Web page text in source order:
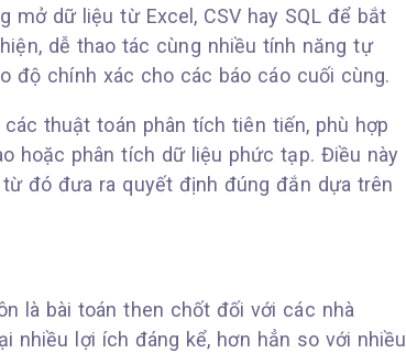
mở dữ liệu từ Excel, CSV hay SQL để bắt
dễ thao tác cùng nhiều tính năng tự
độ chính xác cho các báo cáo cuối cùng.
thuật toán phân tích tiên tiến, phù hợp
hoặc phân tích dữ liệu phức tạp. Điều này
đó đưa ra quyết định đúng đắn dựa trên
là bài toán then chốt đối với các nhà
nhiều lợi ích đáng kể, hơn hẳn so với nhiều